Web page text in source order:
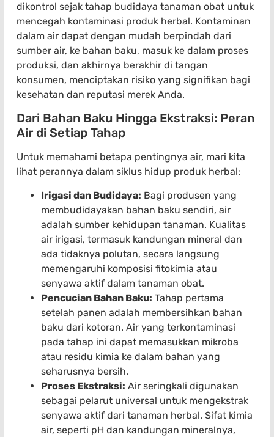
dikontrol sejak tahap budidaya tanaman obat untuk
mencegah kontaminasi produk herbal. Kontaminan
dalam air dapat dengan mudah berpindah dari
sumber air, ke bahan baku, masuk ke dalam proses
produksi, dan akhirnya berakhir di tangan
konsumen, menciptakan risiko yang signifikan bagi
kesehatan dan reputasi merek Anda.
Dari Bahan Baku Hingga Ekstraksi: Peran
Air di Setiap Tahap
Untuk memahami betapa pentingnya air, mari kita
lihat perannya dalam siklus hidup produk herbal:
Irigasi dan Budidaya: Bagi produsen yang
membudidayakan bahan baku sendiri, air
adalah sumber kehidupan tanaman. Kualitas
air irigasi, termasuk kandungan mineral dan
ada tidaknya polutan, secara langsung
memengaruhi komposisi fitokimia atau
senyawa aktif dalam tanaman obat.
Pencucian Bahan Baku: Tahap pertama
setelah panen adalah membersihkan bahan
baku dari kotoran. Air yang terkontaminasi
pada tahap ini dapat memasukkan mikroba
atau residu kimia ke dalam bahan yang
seharusnya bersih.
Proses Ekstraksi: Air seringkali digunakan
sebagai pelarut universal untuk mengekstrak
senyawa aktif dari tanaman herbal. Sifat kimia
air, seperti pH dan kandungan mineralnya,